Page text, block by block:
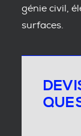
génie civil,
surfaces.